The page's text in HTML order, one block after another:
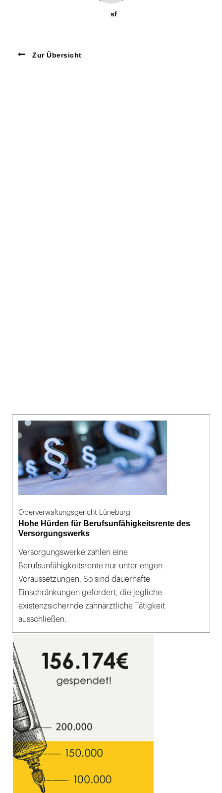
sf
Zur Übersicht
Oberverwaltungsgericht Lüneburg
Hohe Hürden für Berufsunfähigkeitsrente des
Versorgungswerks
Versorgungswerke zahlen eine
Berufsunfähigkeitsrente nur unter engen
Voraussetzungen. So sind dauerhafte
Einschränkungen gefordert, die jegliche
existenzsichernde zahnärztliche Tätigkeit
ausschließen.